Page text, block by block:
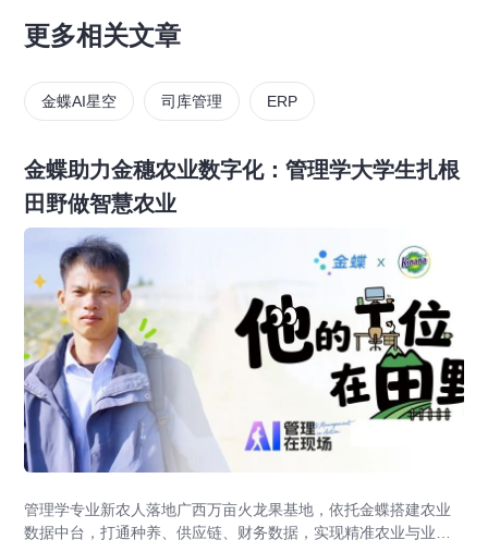
更多相关文章
金蝶AI星空 司库管理 ERP
金蝶助力金穗农业数字化：管理学大学生扎根
田野做智慧农业
管理学专业新农人落地广西万亩火龙果基地，依托金蝶搭建农业
数据中台，打通种养、供应链、财务数据，实现精准农业与业财